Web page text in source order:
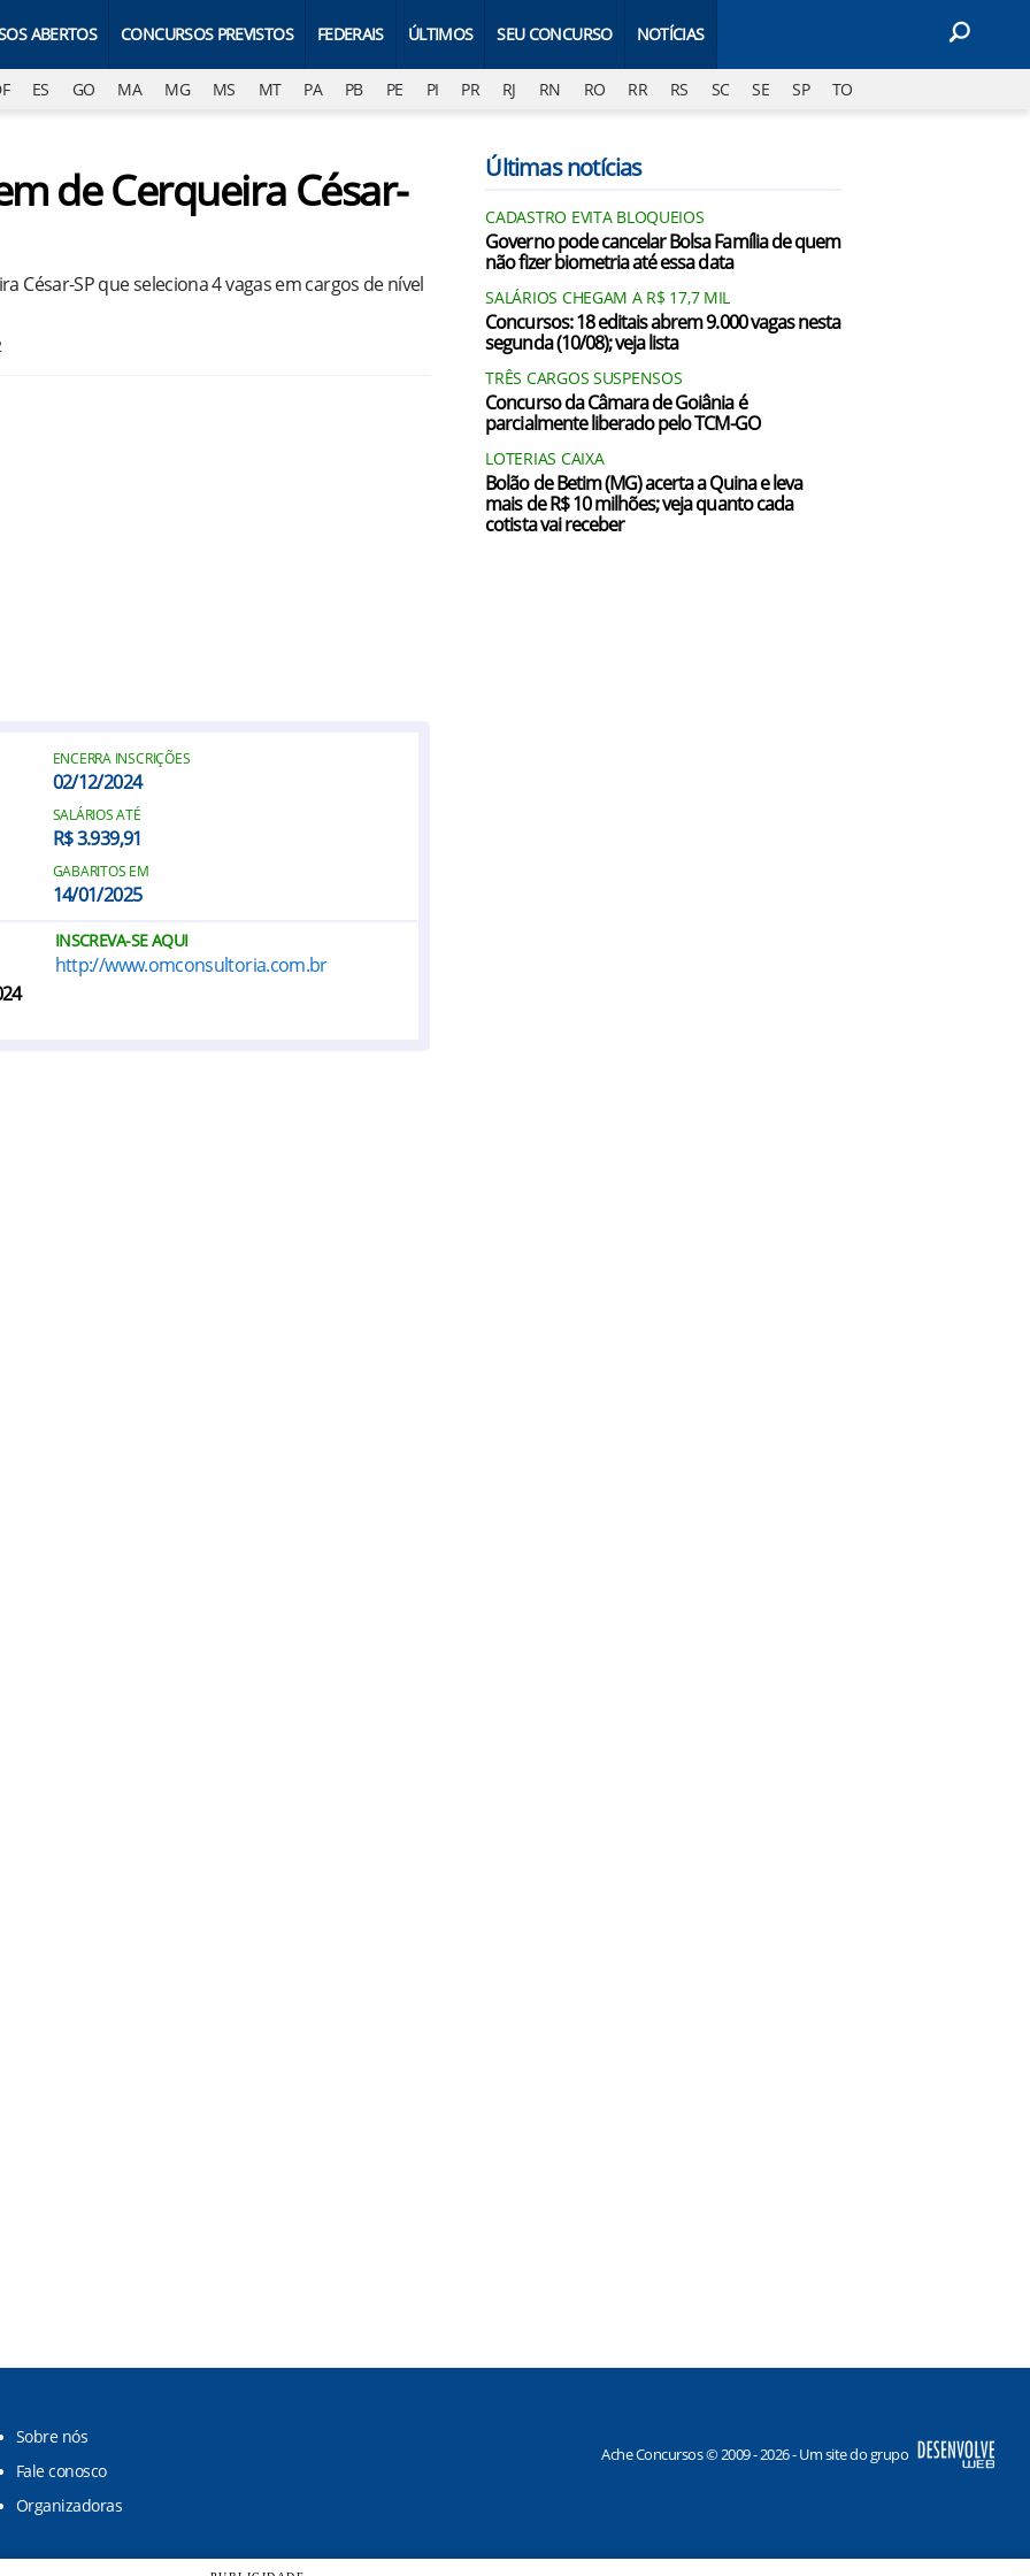
ABERTOS CONCURSOS PREVISTOS FEDERAIS ÚLTIMOS SEU CONCURSO NOTÍCIAS
ES GO MA MG MS MT PA PB PE PI PR RJ RN RO RR RS SC SE SP TO
de Cerqueira César-
César-SP que seleciona 4 vagas em cargos de nível
ENCERRA INSCRIÇÕES
02/12/2024
SALÁRIOS ATÉ
R$ 3.939,91
GABARITOS EM
14/01/2025
INSCREVA-SE AQUI
http://www.omconsultoria.com.br
Últimas notícias
CADASTRO EVITA BLOQUEIOS
Governo pode cancelar Bolsa Família de quem
não fizer biometria até essa data
SALÁRIOS CHEGAM A R$ 17,7 MIL
Concursos: 18 editais abrem 9.000 vagas nesta
segunda (10/08); veja lista
TRÊS CARGOS SUSPENSOS
Concurso da Câmara de Goiânia é
parcialmente liberado pelo TCM-GO
LOTERIAS CAIXA
Bolão de Betim (MG) acerta a Quina e leva
mais de R$ 10 milhões; veja quanto cada
cotista vai receber
Sobre nós
Fale conosco
Organizadoras
Ache Concursos © 2009 - 2026 - Um site do grupo